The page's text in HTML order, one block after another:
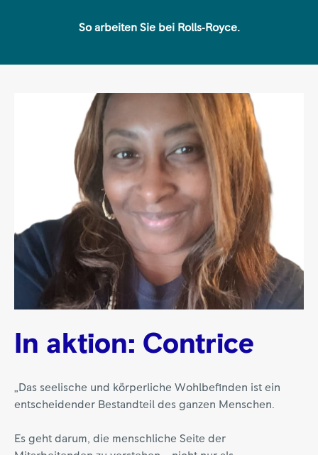
So arbeiten Sie bei Rolls‑Royce.
In aktion: Contrice
„Das seelische und körperliche Wohlbefinden ist ein
entscheidender Bestandteil des ganzen Menschen.
Es geht darum, die menschliche Seite der